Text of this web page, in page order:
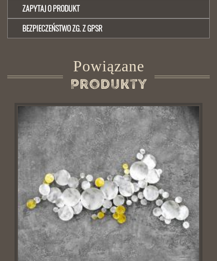
ZAPYTAJ O PRODUKT
BEZPIECZEŃSTWO ZG. Z GPSR
Powiązane
Produkty